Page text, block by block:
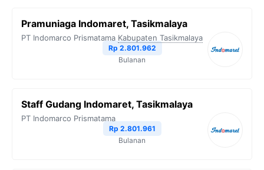
Pramuniaga Indomaret, Tasikmalaya
PT Indomarco Prismatama Kabupaten Tasikmalaya
Rp 2.801.962
Bulanan
Staff Gudang Indomaret, Tasikmalaya
PT Indomarco Prismatama
Rp 2.801.961
Bulanan